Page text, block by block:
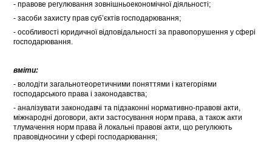
- правове регулювання зовнішньоекономічної діяльності;
- засоби захисту прав суб’єктів господарювання;
- особливості юридичної відповідальності за правопорушення у сфері
господарювання.
вміти:
- володіти загальнотеоретичними поняттями і категоріями
господарського права і законодавства;
- аналізувати законодавчі та підзаконні нормативно-правові акти,
міжнародні договори, акти застосування норм права, а також акти
тлумачення норм права й локальні правові акти, що регулюють
правовідносини у сфері господарювання;